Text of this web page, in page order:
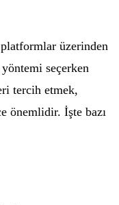
üzerinden
seçerken
tercih etmek,
önemlidir. İşte bazı